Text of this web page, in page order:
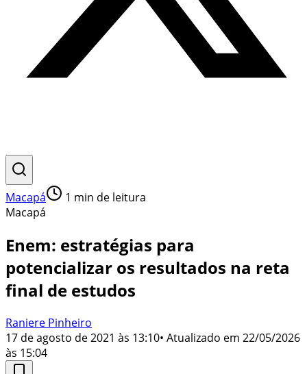
Macapá 1 min de leitura
Macapá
Enem: estratégias para
potencializar os resultados na reta
final de estudos
Raniere Pinheiro
17 de agosto de 2021 às 13:10• Atualizado em 22/05/2026
às 15:04